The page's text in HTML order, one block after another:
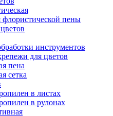
флористической пены
инструментов
для цветов
пена
сетка
в листах
в рулонах